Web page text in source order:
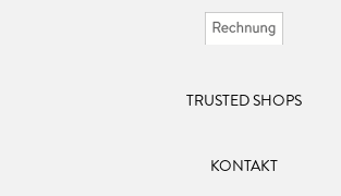
TRUSTED SHOPS
KONTAKT